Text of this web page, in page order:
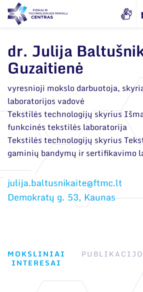
Apie mus
Dokumentai
Sertifikatai ir
Viešieji pirkimai
Korupcijos prevencija
Darbuotojams
Nuorodos
Struktūra
Administracija
Administraciniai skyriai
Moksliniai skyriai
Tarptautinė patarėjų
Mokslininkai emeritai
Naujienos
Renginiai
Tinklalaidės
Administracija
Darbuotojų kontaktai
dr. Julija
Guzaitienė
vyresnioji mokslo darbuotoja,
laboratorijos vadovė
Tekstilės technologijų skyrius
funkcinės tekstilės laboratorija
Tekstilės technologijų skyrius
gaminių bandymų ir sertifikavimo
Demokratų g. 53, Kaunas
MOKSLINIAI
INTERESAI